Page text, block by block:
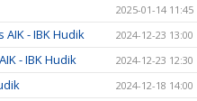
2025-01-14 11:45
- IBK Hudik 2024-12-23 13:00
- IBK Hudik 2024-12-23 12:30
2024-12-18 14:00